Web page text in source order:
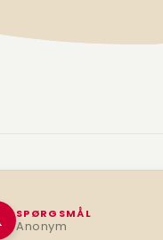
SPØRGSMÅL
Anonym